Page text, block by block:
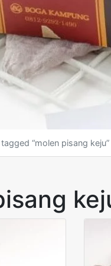
“molen pisang keju”